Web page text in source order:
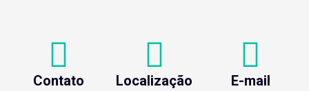
Contato Localização E-mail